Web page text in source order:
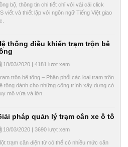
bộ, thông tin chi tiết chỉ với vài cái click
viết và thiết lập với ngôn ngữ Tiếng Việt giao
thống điều khiển trạm trộn bê
18/03/2020 | 4181 lượt xem
trộn bê tông – Phân phối các loại trạm trộn
tông dành cho những công trình xây dựng có
mô vừa và lớn.
pháp quản lý trạm cân xe ô tô
18/03/2020 | 3690 lượt xem
trạm cân điện tử có thể có nhiều mức cân